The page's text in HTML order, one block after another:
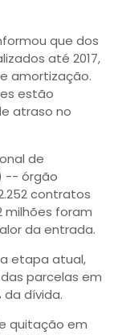
que dos
até 2017,
amortização.
estão
atraso no
de
-- órgão
contratos
milhões foram
da entrada.
etapa atual,
parcelas em
da dívida.
quitação em